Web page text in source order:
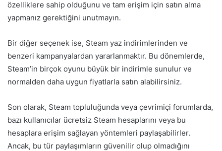
özelliklere sahip olduğunu ve tam erişim için satın alma
yapmanız gerektiğini unutmayın.
Bir diğer seçenek ise, Steam yaz indirimlerinden ve
benzeri kampanyalardan yararlanmaktır. Bu dönemlerde,
Steam’in birçok oyunu büyük bir indirimle sunulur ve
normalden daha uygun fiyatlarla satın alabilirsiniz.
Son olarak, Steam topluluğunda veya çevrimiçi forumlarda,
bazı kullanıcılar ücretsiz Steam hesaplarını veya bu
hesaplara erişim sağlayan yöntemleri paylaşabilirler.
Ancak, bu tür paylaşımların güvenilir olup olmadığını